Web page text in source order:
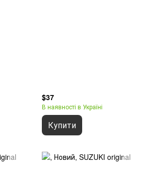
$37
В наявності в Україні
Купити